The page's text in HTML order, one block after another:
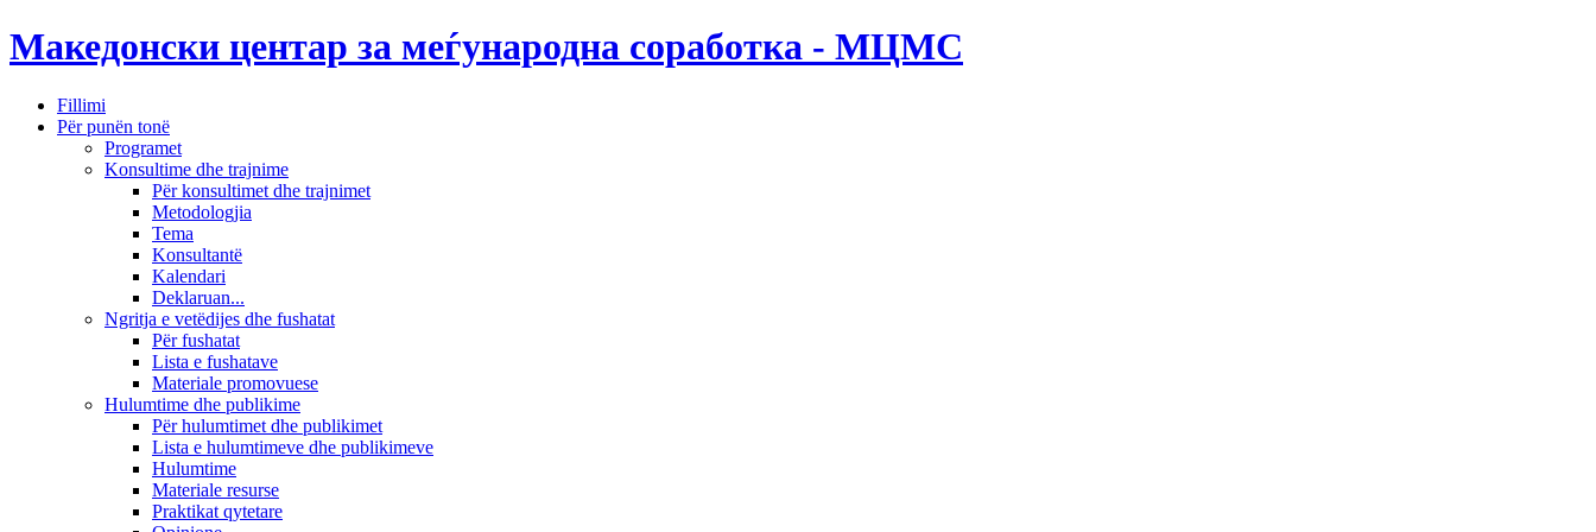
Македонски центар за меѓународна соработка - МЦМС
Fillimi
Për punën tonë
Programet
Konsultime dhe trajnime
Për konsultimet dhe trajnimet
Metodologjia
Tema
Konsultantë
Kalendari
Deklaruan...
Ngritja e vetëdijes dhe fushatat
Për fushatat
Lista e fushatave
Materiale promovuese
Hulumtime dhe publikime
Për hulumtimet dhe publikimet
Lista e hulumtimeve dhe publikimeve
Hulumtime
Materiale resurse
Praktikat qytetare